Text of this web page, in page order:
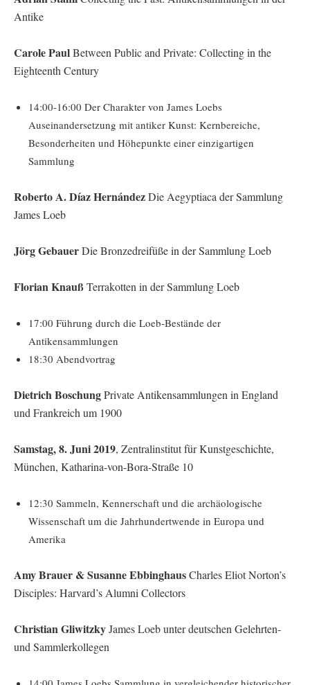
Antike
Carole PaulBetween Public and Private: Collecting in the
Eighteenth Century
14:00-16:00 Der Charakter von James Loebs
Auseinandersetzung mit antiker Kunst: Kernbereiche,
Besonderheiten und Höhepunkte einer einzigartigen
Sammlung
Roberto A. Díaz HernándezDie Aegyptiaca der Sammlung
James Loeb
Jörg GebauerDie Bronzedreifüße in der Sammlung Loeb
Florian KnaußTerrakotten in der Sammlung Loeb
17:00 Führung durch die Loeb-Bestände der
Antikensammlungen
18:30 Abendvortrag
Dietrich BoschungPrivate Antikensammlungen in England
und Frankreich um 1900
Samstag, 8. Juni 2019, Zentralinstitut für Kunstgeschichte,
München, Katharina-von-Bora-Straße 10
12:30 Sammeln, Kennerschaft und die archäologische
Wissenschaft um die Jahrhundertwende in Europa und
Amerika
Amy Brauer & Susanne EbbinghausCharles Eliot Norton’s
Disciples: Harvard’s Alumni Collectors
Christian GliwitzkyJames Loeb unter deutschen Gelehrten-
und Sammlerkollegen